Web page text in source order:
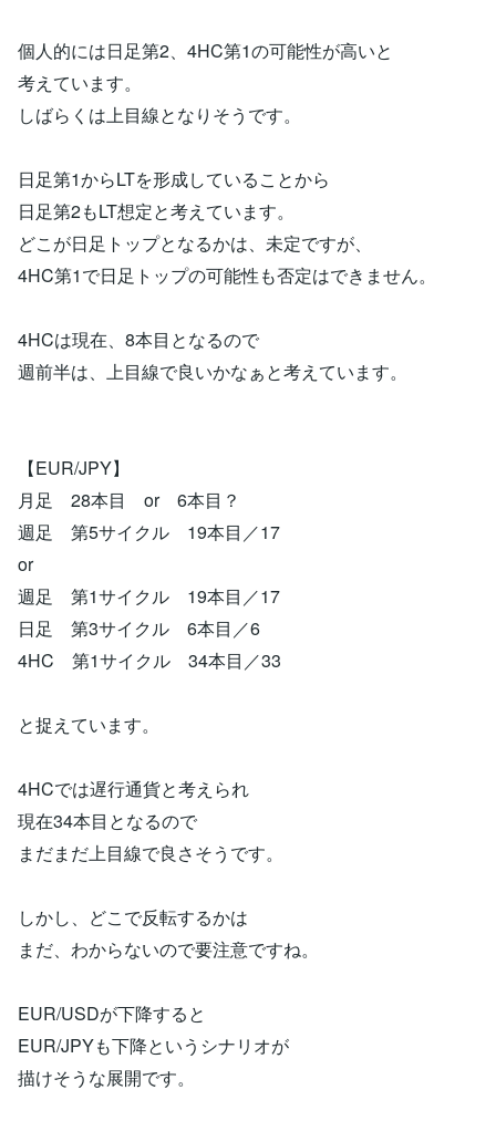
個人的には日足第2、4HC第1の可能性が高いと
考えています。
しばらくは上目線となりそうです。
日足第1からLTを形成していることから
日足第2もLT想定と考えています。
どこが日足トップとなるかは、未定ですが、
4HC第1で日足トップの可能性も否定はできません。
4HCは現在、8本目となるので
週前半は、上目線で良いかなぁと考えています。
【EUR/JPY】
月足 28本目 or 6本目？
週足 第5サイクル 19本目／17
or
週足 第1サイクル 19本目／17
日足 第3サイクル 6本目／6
4HC 第1サイクル 34本目／33
と捉えています。
4HCでは遅行通貨と考えられ
現在34本目となるので
まだまだ上目線で良さそうです。
しかし、どこで反転するかは
まだ、わからないので要注意ですね。
EUR/USDが下降すると
EUR/JPYも下降というシナリオが
描けそうな展開です。